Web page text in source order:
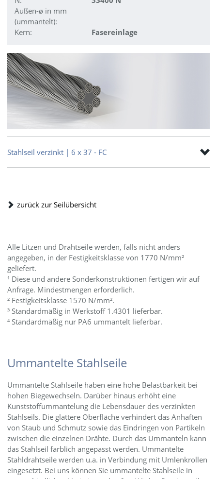
Außen-ø in mm
(ummantelt):
Kern:
Fasereinlage
Stahlseil verzinkt | 6 x 37 - FC
zurück zur Seilübersicht
Alle Litzen und Drahtseile werden, falls nicht anders
angegeben, in der Festigkeitsklasse von 1770 N/mm²
geliefert.
¹ Diese und andere Sonderkonstruktionen fertigen wir auf
Anfrage. Mindestmengen erforderlich.
² Festigkeitsklasse 1570 N/mm².
³ Standardmäßig in Werkstoff 1.4301 lieferbar.
⁴ Standardmäßig nur PA6 ummantelt lieferbar.
Ummantelte Stahlseile
Ummantelte Stahlseile haben eine hohe Belastbarkeit bei
hohen Biegewechseln. Darüber hinaus erhöht eine
Kunststoffummantelung die Lebensdauer des verzinkten
Stahlseils. Die glattere Oberfläche verhindert das Anhaften
von Staub und Schmutz sowie das Eindringen von Partikeln
zwischen die einzelnen Drähte. Durch das Ummanteln kann
das Stahlseil farblich angepasst werden. Ummantelte
Stahldrahtseile werden u.a. in Verbindung mit Umlenkrollen
eingesetzt. Bei uns können Sie ummantelte Stahlseile in